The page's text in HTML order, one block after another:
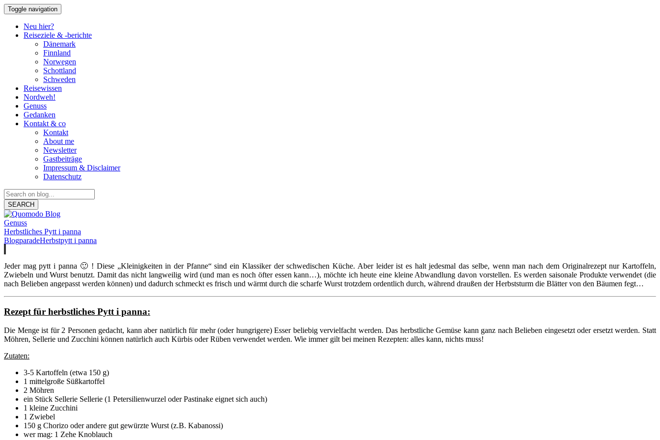
Toggle navigation
Neu hier?
Reiseziele & -berichte
Dänemark
Finnland
Norwegen
Schottland
Schweden
Reisewissen
Nordweh!
Genuss
Gedanken
Kontakt & co
Kontakt
About me
Newsletter
Gastbeiträge
Impressum & Disclaimer
Datenschutz
SEARCH
Genuss
Herbstliches Pytt i panna
BlogparadeHerbstpytt i panna
Jeder mag pytt i panna 🙂 ! Diese „Kleinigkeiten in der Pfanne“ sind ein Klassiker der schwedischen Küche. Aber leider ist es halt jedesmal das selbe, wenn man nach dem Originalrezept nur Kartoffeln,
Zwiebeln und Wurst benutzt. Damit das nicht langweilig wird (und man es noch öfter essen kann…), möchte ich heute eine kleine Abwandlung davon vorstellen. Es werden saisonale Produkte verwendet (die
nach Belieben angepasst werden können) und dadurch schmeckt es frisch und wärmt durch die scharfe Wurst trotzdem ordentlich durch, während draußen der Herbststurm die Blätter von den Bäumen fegt…
Rezept für herbstliches Pytt i panna:
Die Menge ist für 2 Personen gedacht, kann aber natürlich für mehr (oder hungrigere) Esser beliebig vervielfacht werden. Das herbstliche Gemüse kann ganz nach Belieben eingesetzt oder ersetzt werden. Statt
Möhren, Sellerie und Zucchini können natürlich auch Kürbis oder Rüben verwendet werden. Wie immer gilt bei meinen Rezepten: alles kann, nichts muss!
Zutaten:
3-5 Kartoffeln (etwa 150 g)
1 mittelgroße Süßkartoffel
2 Möhren
ein Stück Sellerie Sellerie (1 Petersilienwurzel oder Pastinake eignet sich auch)
1 kleine Zucchini
1 Zwiebel
150 g Chorizo oder andere gut gewürzte Wurst (z.B. Kabanossi)
wer mag: 1 Zehe Knoblauch